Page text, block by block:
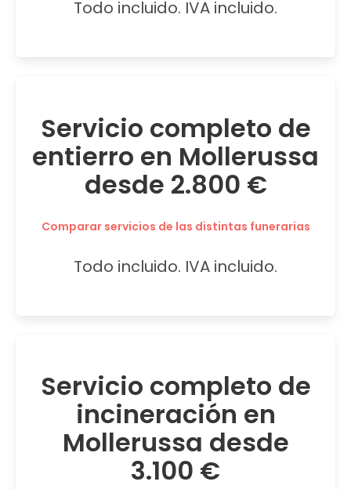
Todo incluido. IVA incluido.
Servicio completo de
entierro en Mollerussa
desde 2.800 €
Comparar servicios de las distintas funerarias
Todo incluido. IVA incluido.
Servicio completo de
incineración en
Mollerussa desde
3.100 €